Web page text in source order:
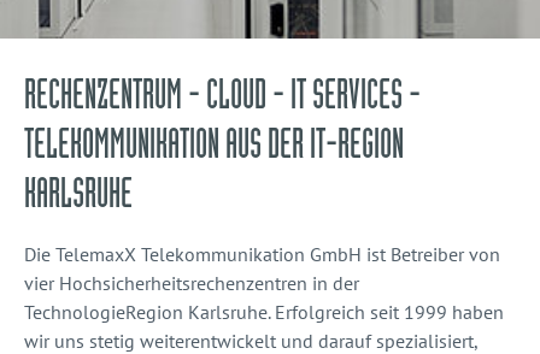
RECHENZENTRUM - CLOUD - IT SERVICES -
TELEKOMMUNIKATION AUS DER IT-REGION
KARLSRUHE
Die TelemaxX Telekommunikation GmbH ist Betreiber von
vier Hochsicherheitsrechenzentren in der
TechnologieRegion Karlsruhe. Erfolgreich seit 1999 haben
wir uns stetig weiterentwickelt und darauf spezialisiert,